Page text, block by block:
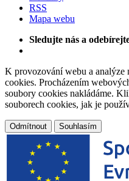
RSS
Mapa webu
Sledujte nás a
K provozování webu a analýze
cookies. Procházením
soubory cookies nakládáme.
souborech cookies, jak je
Odmítnout Souhlasím